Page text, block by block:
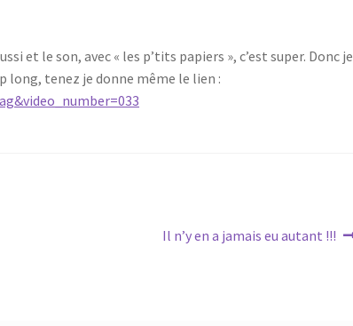
et le son, avec « les p’tits papiers », c’est super. Donc je
long, tenez je donne même le lien :
Article
Il n’y en a jamais eu autant !!!